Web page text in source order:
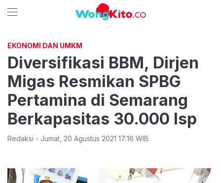
EKONOMI DAN UMKM
Diversifikasi BBM, Dirjen
Migas Resmikan SPBG
Pertamina di Semarang
Berkapasitas 30.000 lsp
Redaksi - Jumat 20 Agustus 2021 17:16 WIB